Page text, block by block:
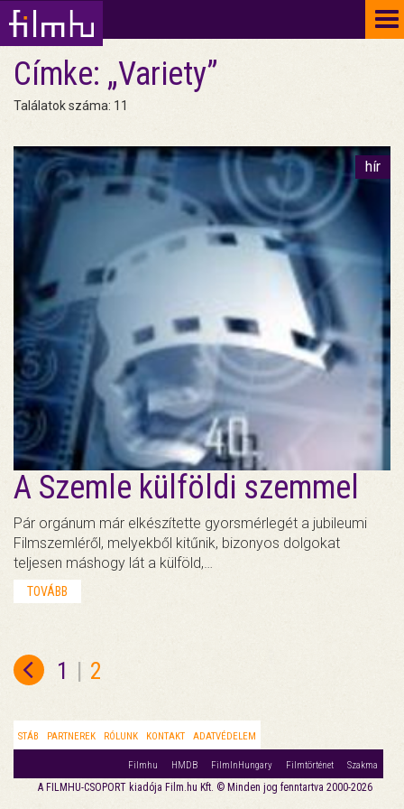
Címke: „Variety”
Találatok száma: 11
hír
A Szemle külföldi szemmel
Pár orgánum már elkészítette gyorsmérlegét a jubileumi
Filmszemléről, melyekből kitűnik, bizonyos dolgokat
teljesen máshogy lát a külföld,…
TOVÁBB
1 | 2
STÁB PARTNEREK RÓLUNK KONTAKT ADATVÉDELEM
Filmhu HMDB FilmInHungary Filmtörténet Szakma
A FILMHU-CSOPORT kiadója Film.hu Kft. © Minden jog fenntartva 2000-2026